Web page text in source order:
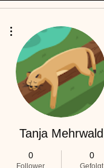
Tanja Mehrwald
0
Follower
0
Gefolgt